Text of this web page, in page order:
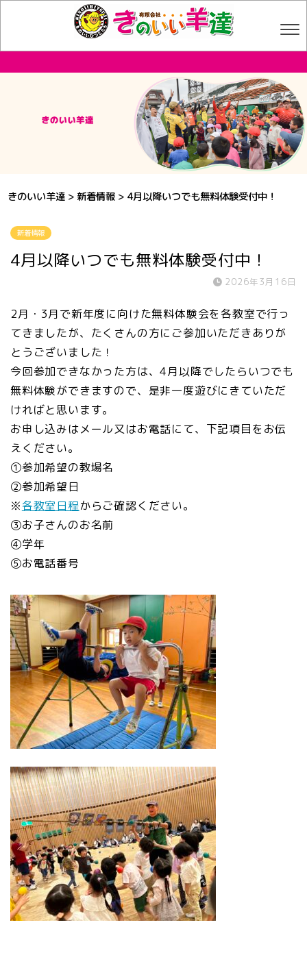
きのいい羊達 > 新着情報 > 4月以降いつでも無料体験受付中！
新着情報
4月以降いつでも無料体験受付中！
2026年3月16日
2月・3月で新年度に向けた無料体験会を各教室で行っ
てきましたが、たくさんの方にご参加いただきありが
とうございました！
今回参加できなかった方は、4月以降でしたらいつでも
無料体験ができますので、是非一度遊びにきていただ
ければと思います。
お申し込みはメール又はお電話にて、下記項目をお伝
えください。
①参加希望の教場名
②参加希望日
※各教室日程からご確認ください。
③お子さんのお名前
④学年
⑤お電話番号